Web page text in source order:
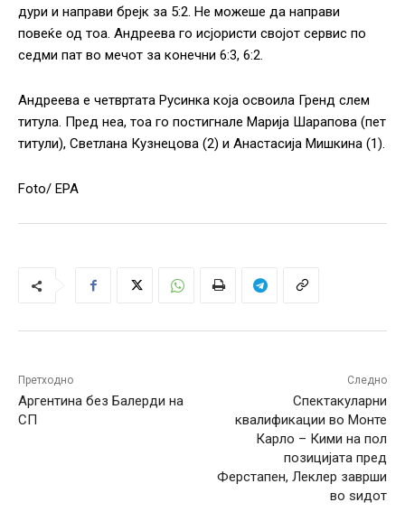
дури и направи брејк за 5:2. Не можеше да направи
повеќе од тоа. Андреева го исјористи својот сервис по
седми пат во мечот за конечни 6:3, 6:2.
Андреева е четвртата Русинка која освоила Гренд слем
титула. Пред неа, тоа го постигнале Марија Шарапова (пет
титули), Светлана Кузнецова (2) и Анастасија Мишкина (1).
Foto/ EPA
Претходно
Аргентина без Балерди на
СП
Следно
Спектакуларни
квалификации во Монте
Карло – Кими на пол
позицијата пред
Ферстапен, Леклер заврши
во ѕидот